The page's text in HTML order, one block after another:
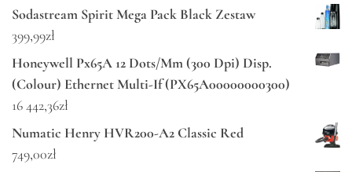
Sodastream Spirit Mega Pack Black Zestaw
399,99zł
Honeywell Px65A 12 Dots/Mm (300 Dpi) Disp.
(Colour) Ethernet Multi-If (PX65A00000000300)
16 442,36zł
Numatic Henry HVR200-A2 Classic Red
749,00zł